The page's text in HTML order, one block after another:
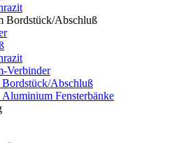
Bordstück/Abschluß
Verbinder
Abschluß
Fensterbänke